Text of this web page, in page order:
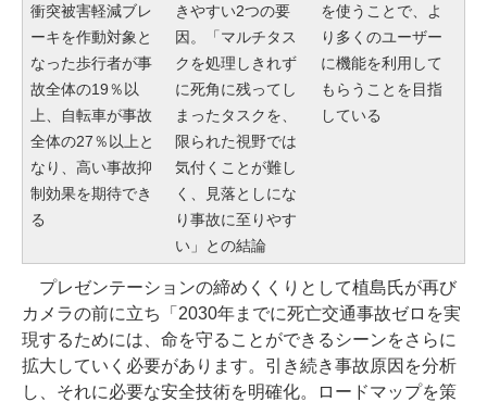
衝突被害軽減ブレ
ーキを作動対象と
なった歩行者が事
故全体の19％以
上、自転車が事故
全体の27％以上と
なり、高い事故抑
制効果を期待でき
る
きやすい2つの要
因。「マルチタス
クを処理しきれず
に死角に残ってし
まったタスクを、
限られた視野では
気付くことが難し
く、見落としにな
り事故に至りやす
い」との結論
を使うことで、よ
り多くのユーザー
に機能を利用して
もらうことを目指
している
プレゼンテーションの締めくくりとして植島氏が再び
カメラの前に立ち「2030年までに死亡交通事故ゼロを実
現するためには、命を守ることができるシーンをさらに
拡大していく必要があります。引き続き事故原因を分析
し、それに必要な安全技術を明確化。ロードマップを策